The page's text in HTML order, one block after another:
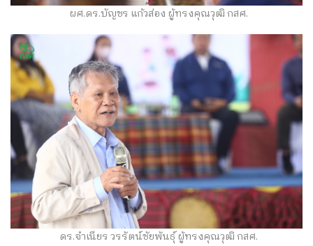
ผศ.ดร.บัญชร แก้วส่อง ผู้ทรงคุณวุฒิ กสศ.
ดร.จำเนียร วรรัตน์ชัยพันธุ์ ผู้ทรงคุณวุฒิ กสศ.